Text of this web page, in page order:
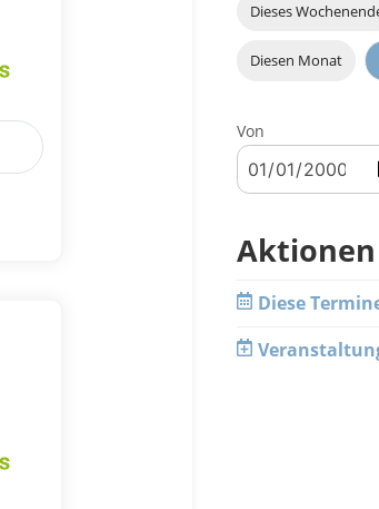
Dieses
Diesen Monat
Von
Aktionen
Diese